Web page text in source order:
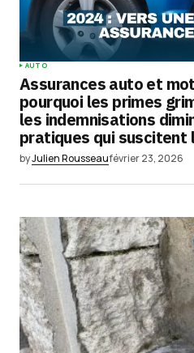
AUTO
Assurances auto et
pourquoi les primes
les indemnisations
pratiques qui suscitent
byJulien Rousseaufévrier 23, 2026